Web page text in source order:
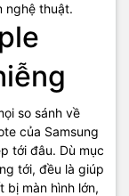
nghệ thuật.
so sánh về
của Samsung
tới đâu. Dù mục
tới, đều là giúp
màn hình lớn,